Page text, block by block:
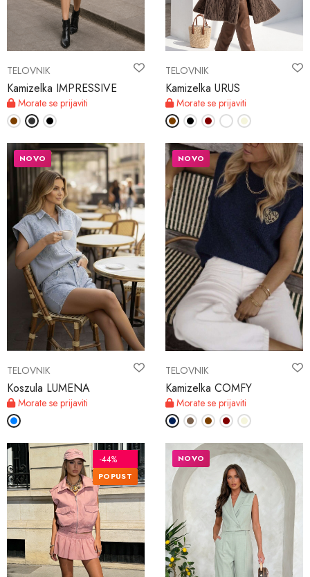
MOJ RAČUN
Jezik
Denarna enota
TELOVNIK
Kamizelka IMPRESSIVE
Morate se prijaviti
TELOVNIK
Kamizelka URUS
Morate se prijaviti
TELOVNIK
Koszula LUMENA
Morate se prijaviti
NOVO
TELOVNIK
Kamizelka COMFY
Morate se prijaviti
NOVO
-44%
POPUST
NOVO